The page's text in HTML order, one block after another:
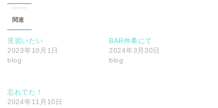
関連
見習いたい
2023年10月1日
blog
BAR仲希にて
2024年3月30日
blog
忘れてた！
2024年11月10日